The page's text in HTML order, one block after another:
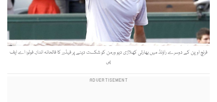
فرنچ اوپن کے دوسرے راؤنڈ میں بھارتی کھلاڑی دیو ورمن کو شکست دینے پر فیڈرر کا فاتحانہ انداز۔ فوٹو: اے ایف
پی